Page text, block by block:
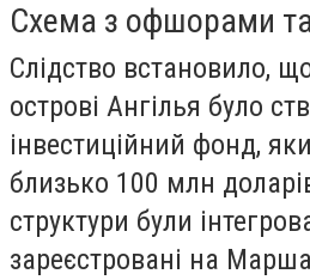
Схема з офшорами
Слідство встановило,
острові Ангілья було
інвестиційний фонд,
близько 100 млн
структури були
зареєстровані на